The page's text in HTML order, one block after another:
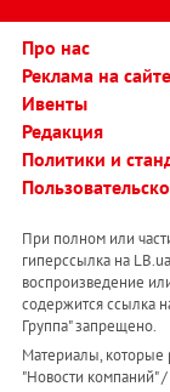
Про нас
Реклама на сайте
Ивенты
Редакция
Политики и
При полном или
гиперссылка на
воспроизведение
содержится ссылка
Группа" запрещено.
Материалы, которые
"Новости компаний"